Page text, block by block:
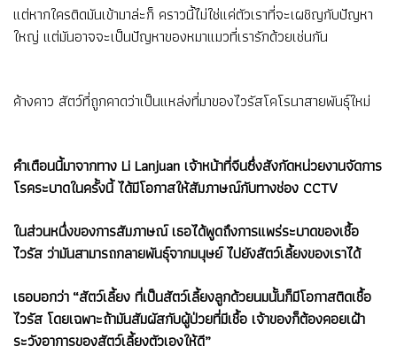
แต่หากใครติดมันเข้ามาล่ะก็ คราวนี้ไม่ใช่แค่ตัวเราที่จะเผชิญกับปัญหา
ใหญ่ แต่มันอาจจะเป็นปัญหาของหมาแมวที่เรารักด้วยเช่นกัน
ค้างคาว สัตว์ที่ถูกคาดว่าเป็นแหล่งที่มาของไวรัสโคโรนาสายพันธุ์ใหม่
คำเตือนนี้มาจากทาง Li Lanjuan เจ้าหน้าที่จีนซึ่งสังกัดหน่วยงานจัดการ
โรคระบาดในครั้งนี้ ได้มีโอกาสให้สัมภาษณ์กับทางช่อง CCTV
ในส่วนหนึ่งของการสัมภาษณ์ เธอได้พูดถึงการแพร่ระบาดของเชื้อ
ไวรัส ว่ามันสามารถกลายพันธุ์จากมนุษย์ ไปยังสัตว์เลี้ยงของเราได้
เธอบอกว่า “สัตว์เลี้ยง ที่เป็นสัตว์เลี้ยงลูกด้วยนมนั้นก็มีโอกาสติดเชื้อ
ไวรัส โดยเฉพาะถ้ามันสัมผัสกับผู้ป่วยที่มีเชื้อ เจ้าของก็ต้องคอยเฝ้า
ระวังอาการของสัตว์เลี้ยงตัวเองให้ดี”